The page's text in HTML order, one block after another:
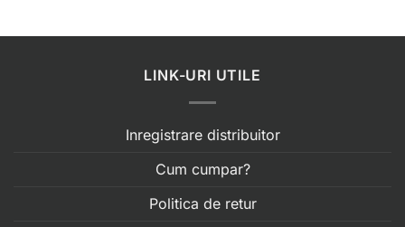
LINK-URI UTILE
Inregistrare distribuitor
Cum cumpar?
Politica de retur